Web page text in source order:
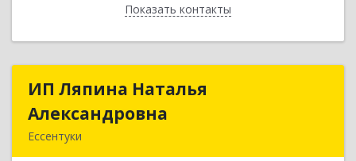
Показать контакты
ИП Ляпина Наталья
Александровна
Ессентуки
ИП Ляпина Наталья